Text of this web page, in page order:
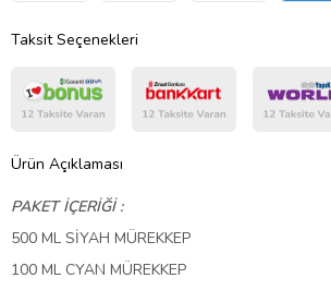
Taksit Seçenekleri
Ürün Açıklaması
PAKET İÇERİĞİ :
500 ML SİYAH MÜREKKEP
100 ML CYAN MÜREKKEP